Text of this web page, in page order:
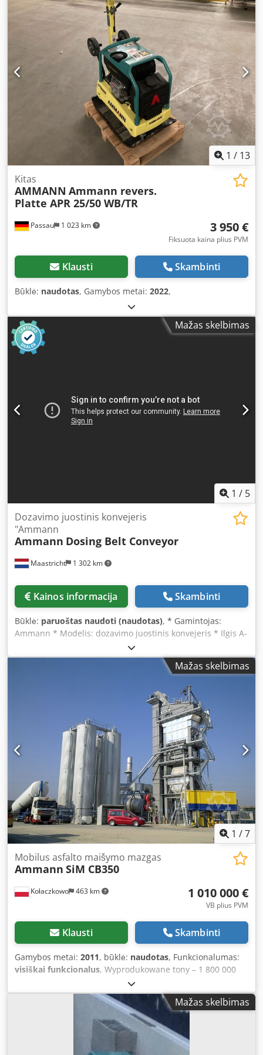
100563148 Pagaminimo metai: 2023 Techniniai duomenys:
Variklis: „Hatz“ / dyzelinis Mašinos svoris: 284 kg
Tankavimo plotis: 600 mm
1 / 13
Passau 1 023 km
Kitas
AMMANN Ammann revers.
Platte APR 25/50 WB/TR
3 950 €
Fiksuota kaina plius PVM
Klausti Skambinti
Būklė: naudotas, Gamybos metai: 2022,
Mažas skelbimas
1 / 5
Maastricht 1 302 km
Dozavimo juostinis konvejeris
"Ammann
Ammann Dosing Belt Conveyor
Kainos informacija Skambinti
Būklė: paruoštas naudoti (naudotas), * Gamintojas:
Ammann * Modelis: dozavimo juostinis konvejeris * Ilgis A-
A: 1700 mm * Juostos plotis: 650 mm Dcodsywm I Nspfx
Aklsk * Pavara: 1,5 kW reduktorius * Sandėlyje: 6 vnt.
Mažas skelbimas
1 /7
Kołaczkowo 463 km
Mobilus asfalto maišymo mazgas
Ammann SiM CB350
1 010 000 €
VB plius PVM
Klausti Skambinti
Gamybos metai: 2011, būklė: naudotas, Funkcionalumas:
visiškai funkcionalus, Wyprodukowane tony – 1 800 000
Wydajność – 350 t/h Pierwszy montaż w Polsce – 2011
Maszyna obecnie zdemontowana na części składowe w
celu transportu. Podajniki zimne: Liczba zasobników – 8
szt. Pojemność pojedynczego zasobnika – 14 m³ Bęben
suszący: Długość – 11 m Średnica – 2,7 m Napęd bębna – 4
x 22 kW Palnik – 2 rodzaje paliwa Moc palnika – 24 MW
Mažas skelbimas